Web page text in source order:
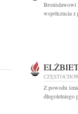
Bronisławowi
współczucia
Z powodu
długoletniego